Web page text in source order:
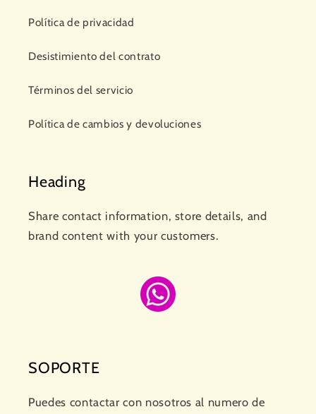
Política de privacidad
Desistimiento del contrato
Términos del servicio
Política de cambios y devoluciones
Heading
Share contact information, store details, and
brand content with your customers.
SOPORTE
Puedes contactar con nosotros al numero de